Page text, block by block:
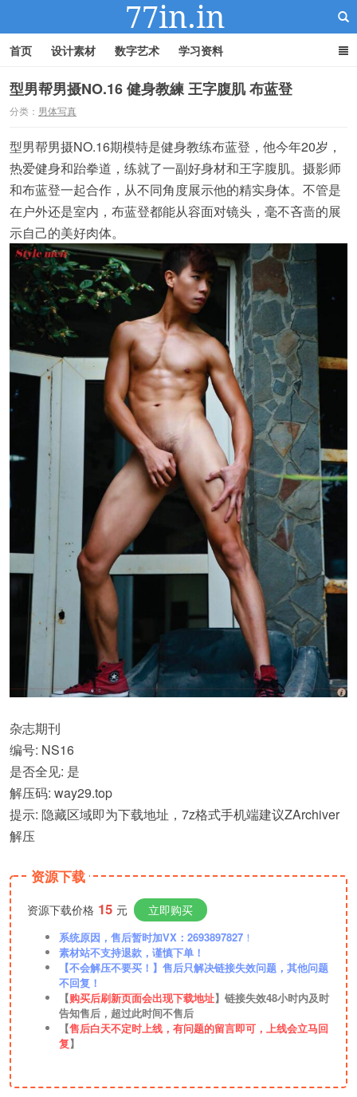
首页 设计素材 数字艺术 学习资料
型男帮男摄NO.16 健身教練 王字腹肌 布蓝登
分类： 男体写真
型男帮男摄NO.16期模特是健身教练布蓝登，他今年20岁，
热爱健身和跆拳道，练就了一副好身材和王字腹肌。摄影师
和布蓝登一起合作，从不同角度展示他的精实身体。不管是
在户外还是室内，布蓝登都能从容面对镜头，毫不吝啬的展
示自己的美好肉体。
杂志期刊
编号: NS16
是否全见: 是
解压码: way29.top
提示: 隐藏区域即为下载地址，7z格式手机端建议ZArchiver
解压
资源下载
资源下载价格 15 元 立即购买
系统原因，售后暂时加VX：2693897827 ！
素材站不支持退款，谨慎下单！
【不会解压不要买！】售后只解决链接失效问题，其他问题
不回复！
【购买后刷新页面会出现下载地址】链接失效48小时内及时
告知售后，超过此时间不售后
【售后白天不定时上线，有问题的留言即可，上线会立马回
复】